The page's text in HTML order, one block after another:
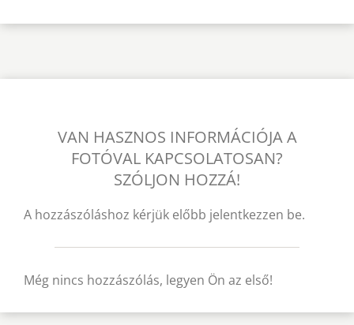
VAN HASZNOS INFORMÁCIÓJA A
FOTÓVAL KAPCSOLATOSAN?
SZÓLJON HOZZÁ!
A hozzászóláshoz kérjük előbb jelentkezzen be.
Még nincs hozzászólás, legyen Ön az első!